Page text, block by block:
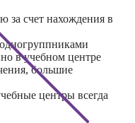
за счет нахождения в
в учебном центре
большие
центры всегда